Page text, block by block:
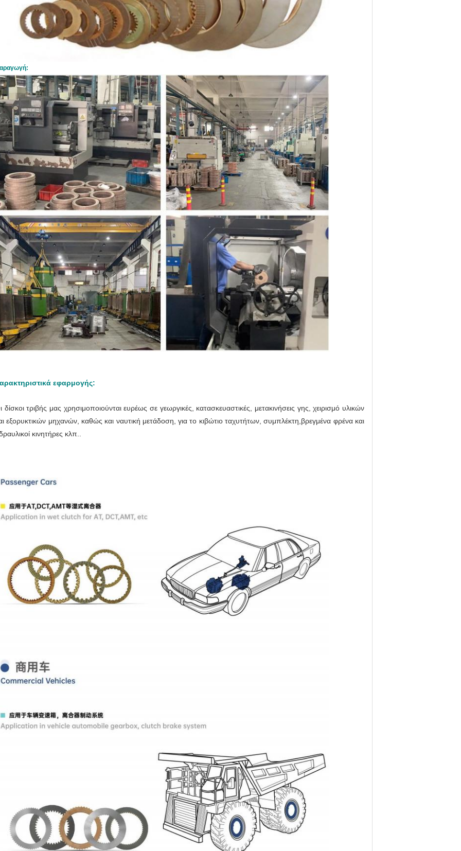
εφαρμογής:
δίσκοι τριβής μας χρησιμοποιούνται ευρέως σε γεωργικές, κατασκευαστικές, μετακινήσεις γης, χειρισμό υλικών
εξορυκτικών μηχανών, καθώς και ναυτική μετάδοση, για το κιβώτιο ταχυτήτων, συμπλέκτη,βρεγμένα φρένα και
κινητήρες κλπ..